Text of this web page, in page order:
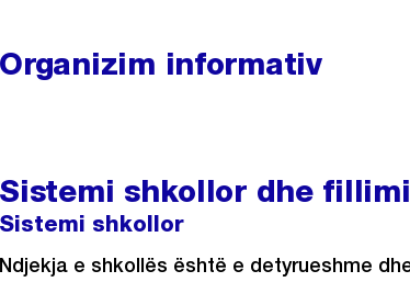
Organizim informativ
Sistemi shkollor dhe
Sistemi shkollor
Ndjekja e shkollës është e detyrueshme